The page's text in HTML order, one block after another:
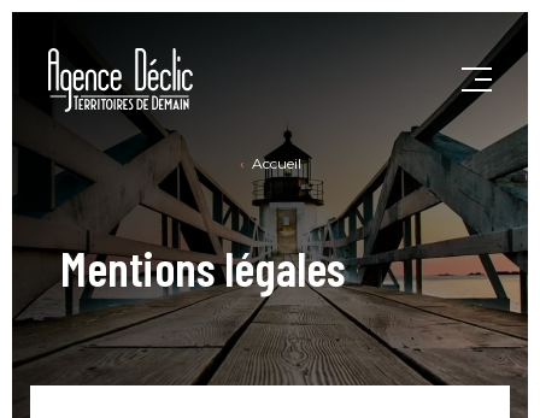
Accueil
Mentions légales